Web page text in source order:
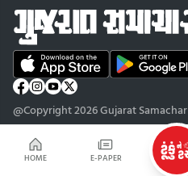
HOME E-PAPER
@Copyright 2026 Gujarat Samachar